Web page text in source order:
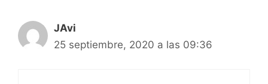
JAvi
25 septiembre, 2020 a las 09:36